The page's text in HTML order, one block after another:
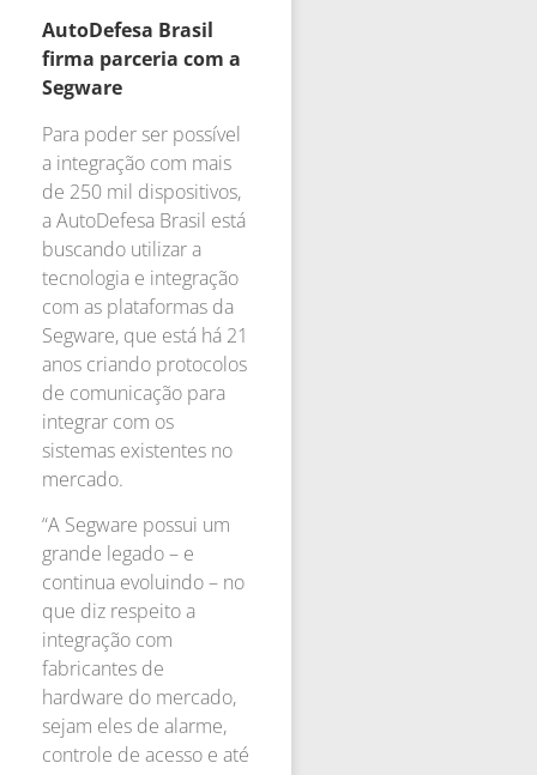
AutoDefesa Brasil
firma parceria com a
Segware
Para poder ser possível
a integração com mais
de 250 mil dispositivos,
a AutoDefesa Brasil está
buscando utilizar a
tecnologia e integração
com as plataformas da
Segware, que está há 21
anos criando protocolos
de comunicação para
integrar com os
sistemas existentes no
mercado.
“A Segware possui um
grande legado – e
continua evoluindo – no
que diz respeito a
integração com
fabricantes de
hardware do mercado,
sejam eles de alarme,
controle de acesso e até